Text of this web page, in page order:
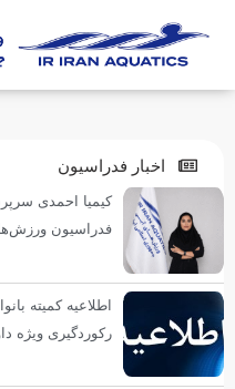
اخبار فدراسیون
کیمیا احمدی
فدراسیون
اطلاعیه کمیته
رکوردگیری ویژه